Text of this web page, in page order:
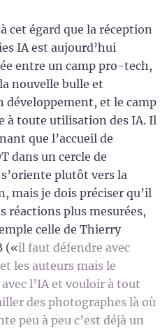
cet égard que la réception
IA est aujourd’hui
entre un camp pro-tech,
nouvelle bulle et
développement, et le camp
à toute utilisation des IA. Il
que l’accueil de
dans un cercle de
plutôt vers la
mais je dois préciser qu’il
réactions plus mesurées,
celle de Thierry
(«il faut défendre avec
les auteurs mais le
l’IA et vouloir à tout
des photographes là où
peu à peu c’est déjà un